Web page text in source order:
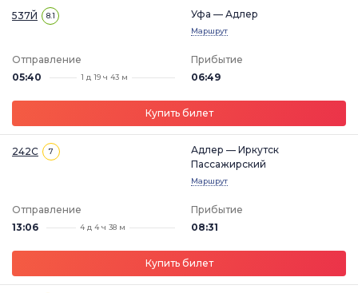
537Й 8.1 Уфа — Адлер
Маршрут
Отправление
05:40
1 д 19 ч 43 м
Прибытие
06:49
Купить билет
242С 7
Адлер — Иркутск
Пассажирский
Маршрут
Отправление
13:06
4 д 4 ч 38 м
Прибытие
08:31
Купить билет